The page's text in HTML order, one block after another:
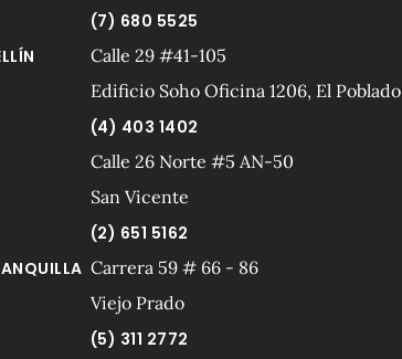
(7) 680 5525
Calle 29 #41-105
Edificio Soho Oficina 1206, El Poblado
(4) 403 1402
Calle 26 Norte #5 AN-50
San Vicente
(2) 651 5162
Carrera 59 # 66 - 86
Viejo Prado
(5) 311 2772